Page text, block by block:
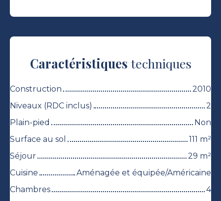
Caractéristiques techniques
Construction
2010
Niveaux (RDC inclus)
2
Plain-pied
Non
Surface au sol
111 m²
Séjour
29 m²
Cuisine
Aménagée et équipée/Américaine
Chambres
4